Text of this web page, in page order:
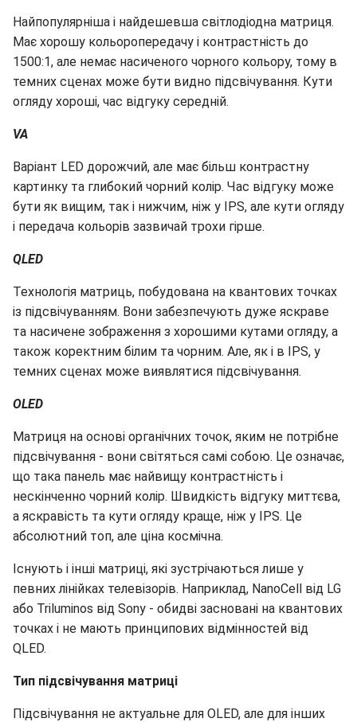
Найпопулярніша і найдешевша світлодіодна матриця.
Має хорошу кольоропередачу і контрастність до
1500:1, але немає насиченого чорного кольору, тому в
темних сценах може бути видно підсвічування. Кути
огляду хороші, час відгуку середній.
VA
Варіант LED дорожчий, але має більш контрастну
картинку та глибокий чорний колір. Час відгуку може
бути як вищим, так і нижчим, ніж у IPS, але кути огляду
і передача кольорів зазвичай трохи гірше.
QLED
Технологія матриць, побудована на квантових точках
із підсвічуванням. Вони забезпечують дуже яскраве
та насичене зображення з хорошими кутами огляду, а
також коректним білим та чорним. Але, як і в IPS, у
темних сценах може виявлятися підсвічування.
OLED
Матриця на основі органічних точок, яким не потрібне
підсвічування - вони світяться самі собою. Це означає,
що така панель має найвищу контрастність і
нескінченно чорний колір. Швидкість відгуку миттєва,
а яскравість та кути огляду краще, ніж у IPS. Це
абсолютний топ, але ціна космічна.
Існують і інші матриці, які зустрічаються лише у
певних лінійках телевізорів. Наприклад, NanoCell від LG
або Triluminos від Sony - обидві засновані на квантових
точках і не мають принципових відмінностей від
QLED.
Тип підсвічування матриці
Підсвічування не актуальне для OLED, але для інших